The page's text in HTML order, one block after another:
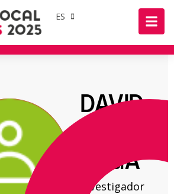
ES
DAVID
PUGA
Investigador